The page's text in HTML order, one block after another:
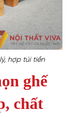
hợp túi tiền
ghế
chất